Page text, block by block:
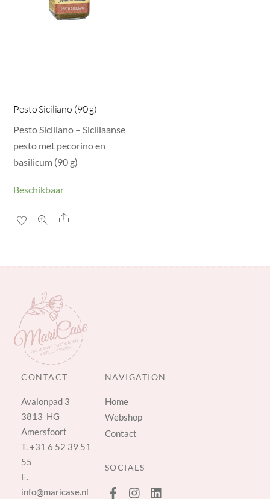
Pesto Siciliano (90 g)
Pesto Siciliano – Siciliaanse
pesto met pecorino en
basilicum (90 g)
Beschikbaar
Share
CONTACT
Avalonpad 3
3813 HG
Amersfoort
T.+31 6 52 39 51
55
E.
info@maricase.nl
NAVIGATION
Home
Webshop
Contact
SOCIALS